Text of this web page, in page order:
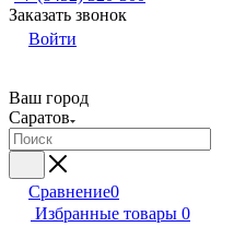
Заказать звонок
Войти
Ваш город
Саратов
Сравнение0
Избранные товары 0